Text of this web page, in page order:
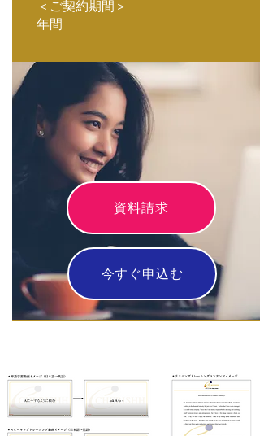
＜ご契約期間＞
年間
資料請求
今すぐ申込む